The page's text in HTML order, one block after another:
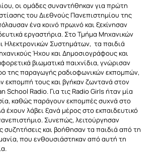
οι ομάδες συναντήθηκαν για πρώτη
του Διεθνούς Πανεπιστημίου της
ένα κοινό πρωινό και ξεκίνησαν
εργαστήρια. Στο Τμήμα Μηχανικών
Ηλεκτρονικών Συστημάτων, τα παιδιά
Ήχου και Δημοσιογράφους και
βιωματικά παιχνίδια, γνώρισαν
της παραγωγής ραδιοφωνικών εκπομπών,
εκπομπή τους και βγήκαν ζωντανά στον
School Radio. Για τις Radio Girls ήταν μία
καθώς παράγουν εκπομπές συχνά στο
έχουν λάβει ξανά μέρος στο εκπαιδευτικό
Συνεπώς, λειτούργησαν
συζητήσεις και βοήθησαν τα παιδιά από τη
που ενθουσιάστηκαν από αυτή τη